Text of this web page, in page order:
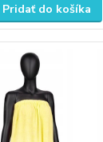
Pridať do košíka